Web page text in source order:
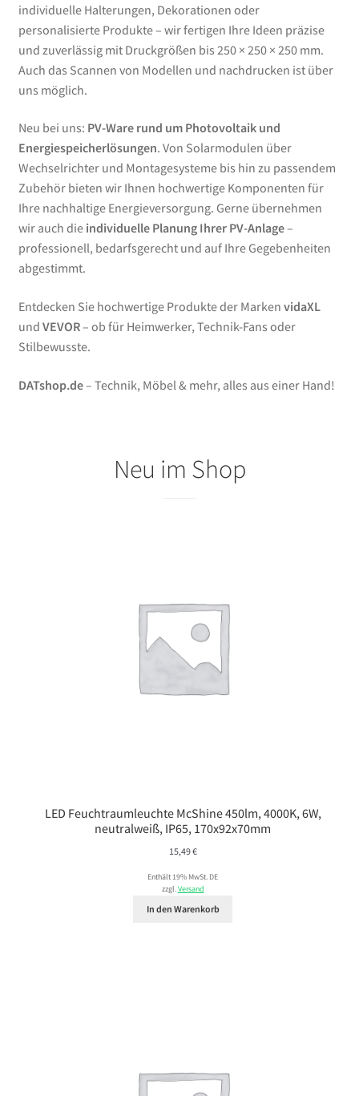
individuelle Halterungen, Dekorationen oder
personalisierte Produkte – wir fertigen Ihre Ideen präzise
und zuverlässig mit Druckgrößen bis 250 × 250 × 250 mm.
Auch das Scannen von Modellen und nachdrucken ist über
uns möglich.
Neu bei uns: PV-Ware rund um Photovoltaik und
Energiespeicherlösungen. Von Solarmodulen über
Wechselrichter und Montagesysteme bis hin zu passendem
Zubehör bieten wir Ihnen hochwertige Komponenten für
Ihre nachhaltige Energieversorgung. Gerne übernehmen
wir auch die individuelle Planung Ihrer PV-Anlage–
professionell, bedarfsgerecht und auf Ihre Gegebenheiten
abgestimmt.
Entdecken Sie hochwertige Produkte der Marken vidaXL
und VEVOR– ob für Heimwerker, Technik-Fans oder
Stilbewusste.
DATshop.de– Technik, Möbel & mehr, alles aus einer Hand!
Neu im Shop
LED Feuchtraumleuchte McShine 450lm, 4000K, 6W,
neutralweiß, IP65, 170x92x70mm
15,49€
Enthält 19% MwSt. DE
zzgl.Versand
In den Warenkorb